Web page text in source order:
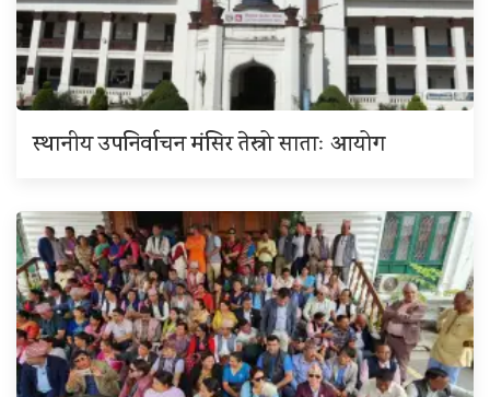
स्थानीय उपनिर्वाचन मंसिर तेस्रो साताः आयोग